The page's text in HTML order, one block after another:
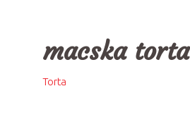
macska torta
Torta